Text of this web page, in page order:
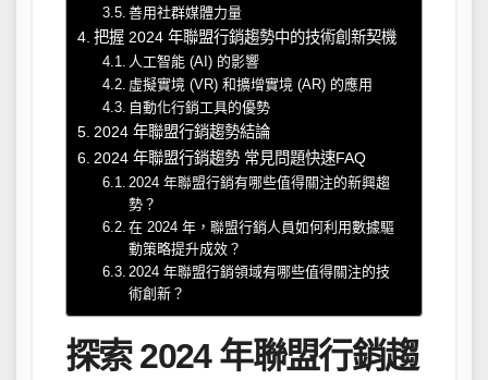
善用社群媒體力量
把握 2024 年聯盟行銷趨勢中的技術創新契機
人工智能 (AI) 的影響
虛擬實境 (VR) 和擴增實境 (AR) 的應用
自動化行銷工具的優勢
2024 年聯盟行銷趨勢結論
2024 年聯盟行銷趨勢 常見問題快速FAQ
2024 年聯盟行銷有哪些值得關注的新興趨
勢？
在 2024 年，聯盟行銷人員如何利用數據驅
動策略提升成效？
2024 年聯盟行銷領域有哪些值得關注的技
術創新？
探索 2024 年聯盟行銷趨